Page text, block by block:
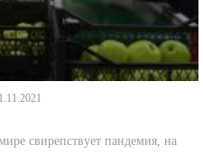
свирепствует пандемия, на